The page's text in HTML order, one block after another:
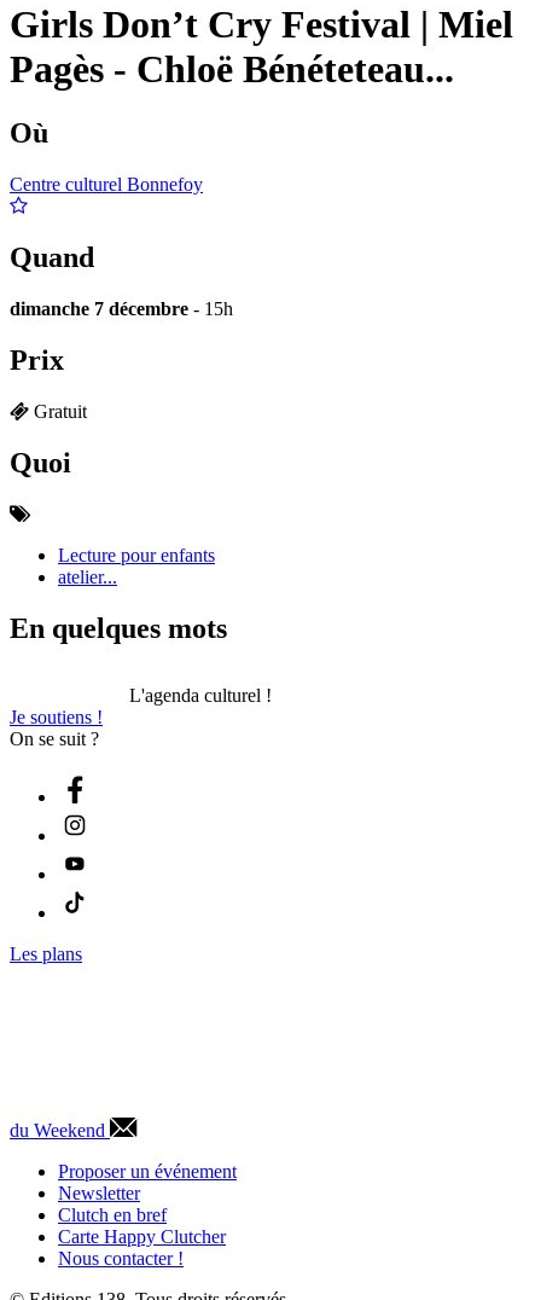
Girls Don’t Cry Festival | Miel
Pagès - Chloë Bénéteteau...
Où
Centre culturel Bonnefoy
Quand
dimanche 7 décembre - 15h
Prix
Gratuit
Quoi
Lecture pour enfants
atelier...
En quelques mots
L'agenda culturel !
Je soutiens !
On se suit ?
Les plans
du Weekend
Proposer un événement
Newsletter
Clutch en bref
Carte Happy Clutcher
Nous contacter !